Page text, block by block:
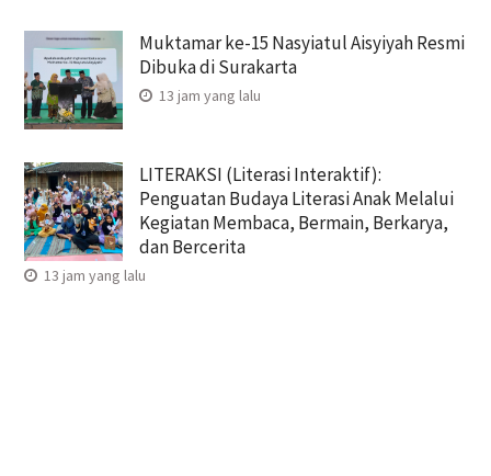
Muktamar ke-15 Nasyiatul Aisyiyah Resmi
Dibuka di Surakarta
13 jam yang lalu
LITERAKSI (Literasi Interaktif):
Penguatan Budaya Literasi Anak Melalui
Kegiatan Membaca, Bermain, Berkarya,
dan Bercerita
13 jam yang lalu